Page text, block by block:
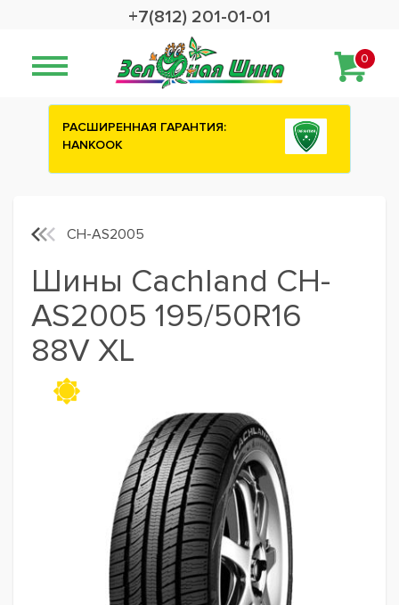
+7(812) 201-01-01
0
РАСШИРЕННАЯ ГАРАНТИЯ:
HANKOOK
Сashback 2500
шины ATTAR
CH-AS2005
Шины Cachland CH-
AS2005 195/50R16
88V XL